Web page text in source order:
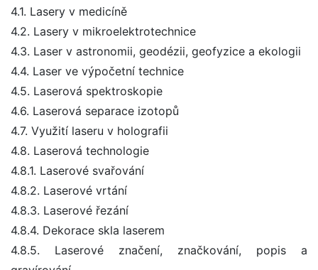
4.1. Lasery v medicíně
4.2. Lasery v mikroelektrotechnice
4.3. Laser v astronomii, geodézii, geofyzice a ekologii
4.4. Laser ve výpočetní technice
4.5. Laserová spektroskopie
4.6. Laserová separace izotopů
4.7. Využití laseru v holografii
4.8. Laserová technologie
4.8.1. Laserové svařování
4.8.2. Laserové vrtání
4.8.3. Laserové řezání
4.8.4. Dekorace skla laserem
4.8.5. Laserové značení, značkování, popis a